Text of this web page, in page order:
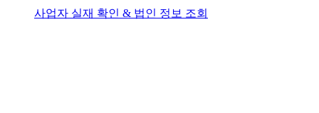
사업자 실재 확인 & 법인 정보 조회